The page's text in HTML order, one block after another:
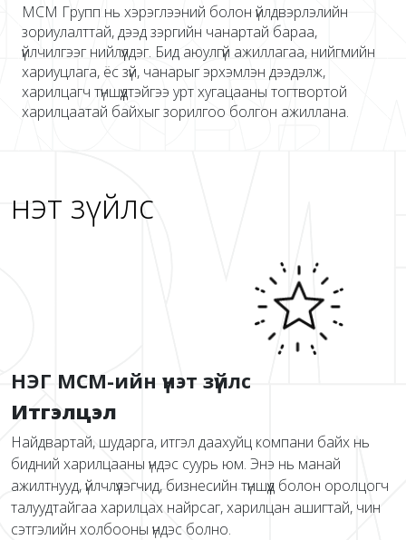
МСМ Групп нь хэрэглээний болон үйлдвэрлэлийн
зориулалттай, дээд зэргийн чанартай бараа,
үйлчилгээг нийлүүлдэг. Бид аюулгүй ажиллагаа, нийгмийн
хариуцлага, ёс зүй, чанарыг эрхэмлэн дээдэлж,
харилцагч түншүүдтэйгээ урт хугацааны тогтвортой
харилцаатай байхыг зорилгоо болгон ажиллана.
Үнэт зүйлс
НЭГ МСМ-ийн үнэт зүйлс
Итгэлцэл
Найдвартай, шударга, итгэл даахуйц компани байх нь
бидний харилцааны үндэс суурь юм. Энэ нь манай
ажилтнууд, үйлчлүүлэгчид, бизнесийн түншүүд болон оролцогч
талуудтайгаа харилцах найрсаг, харилцан ашигтай, чин
сэтгэлийн холбооны үндэс болно.